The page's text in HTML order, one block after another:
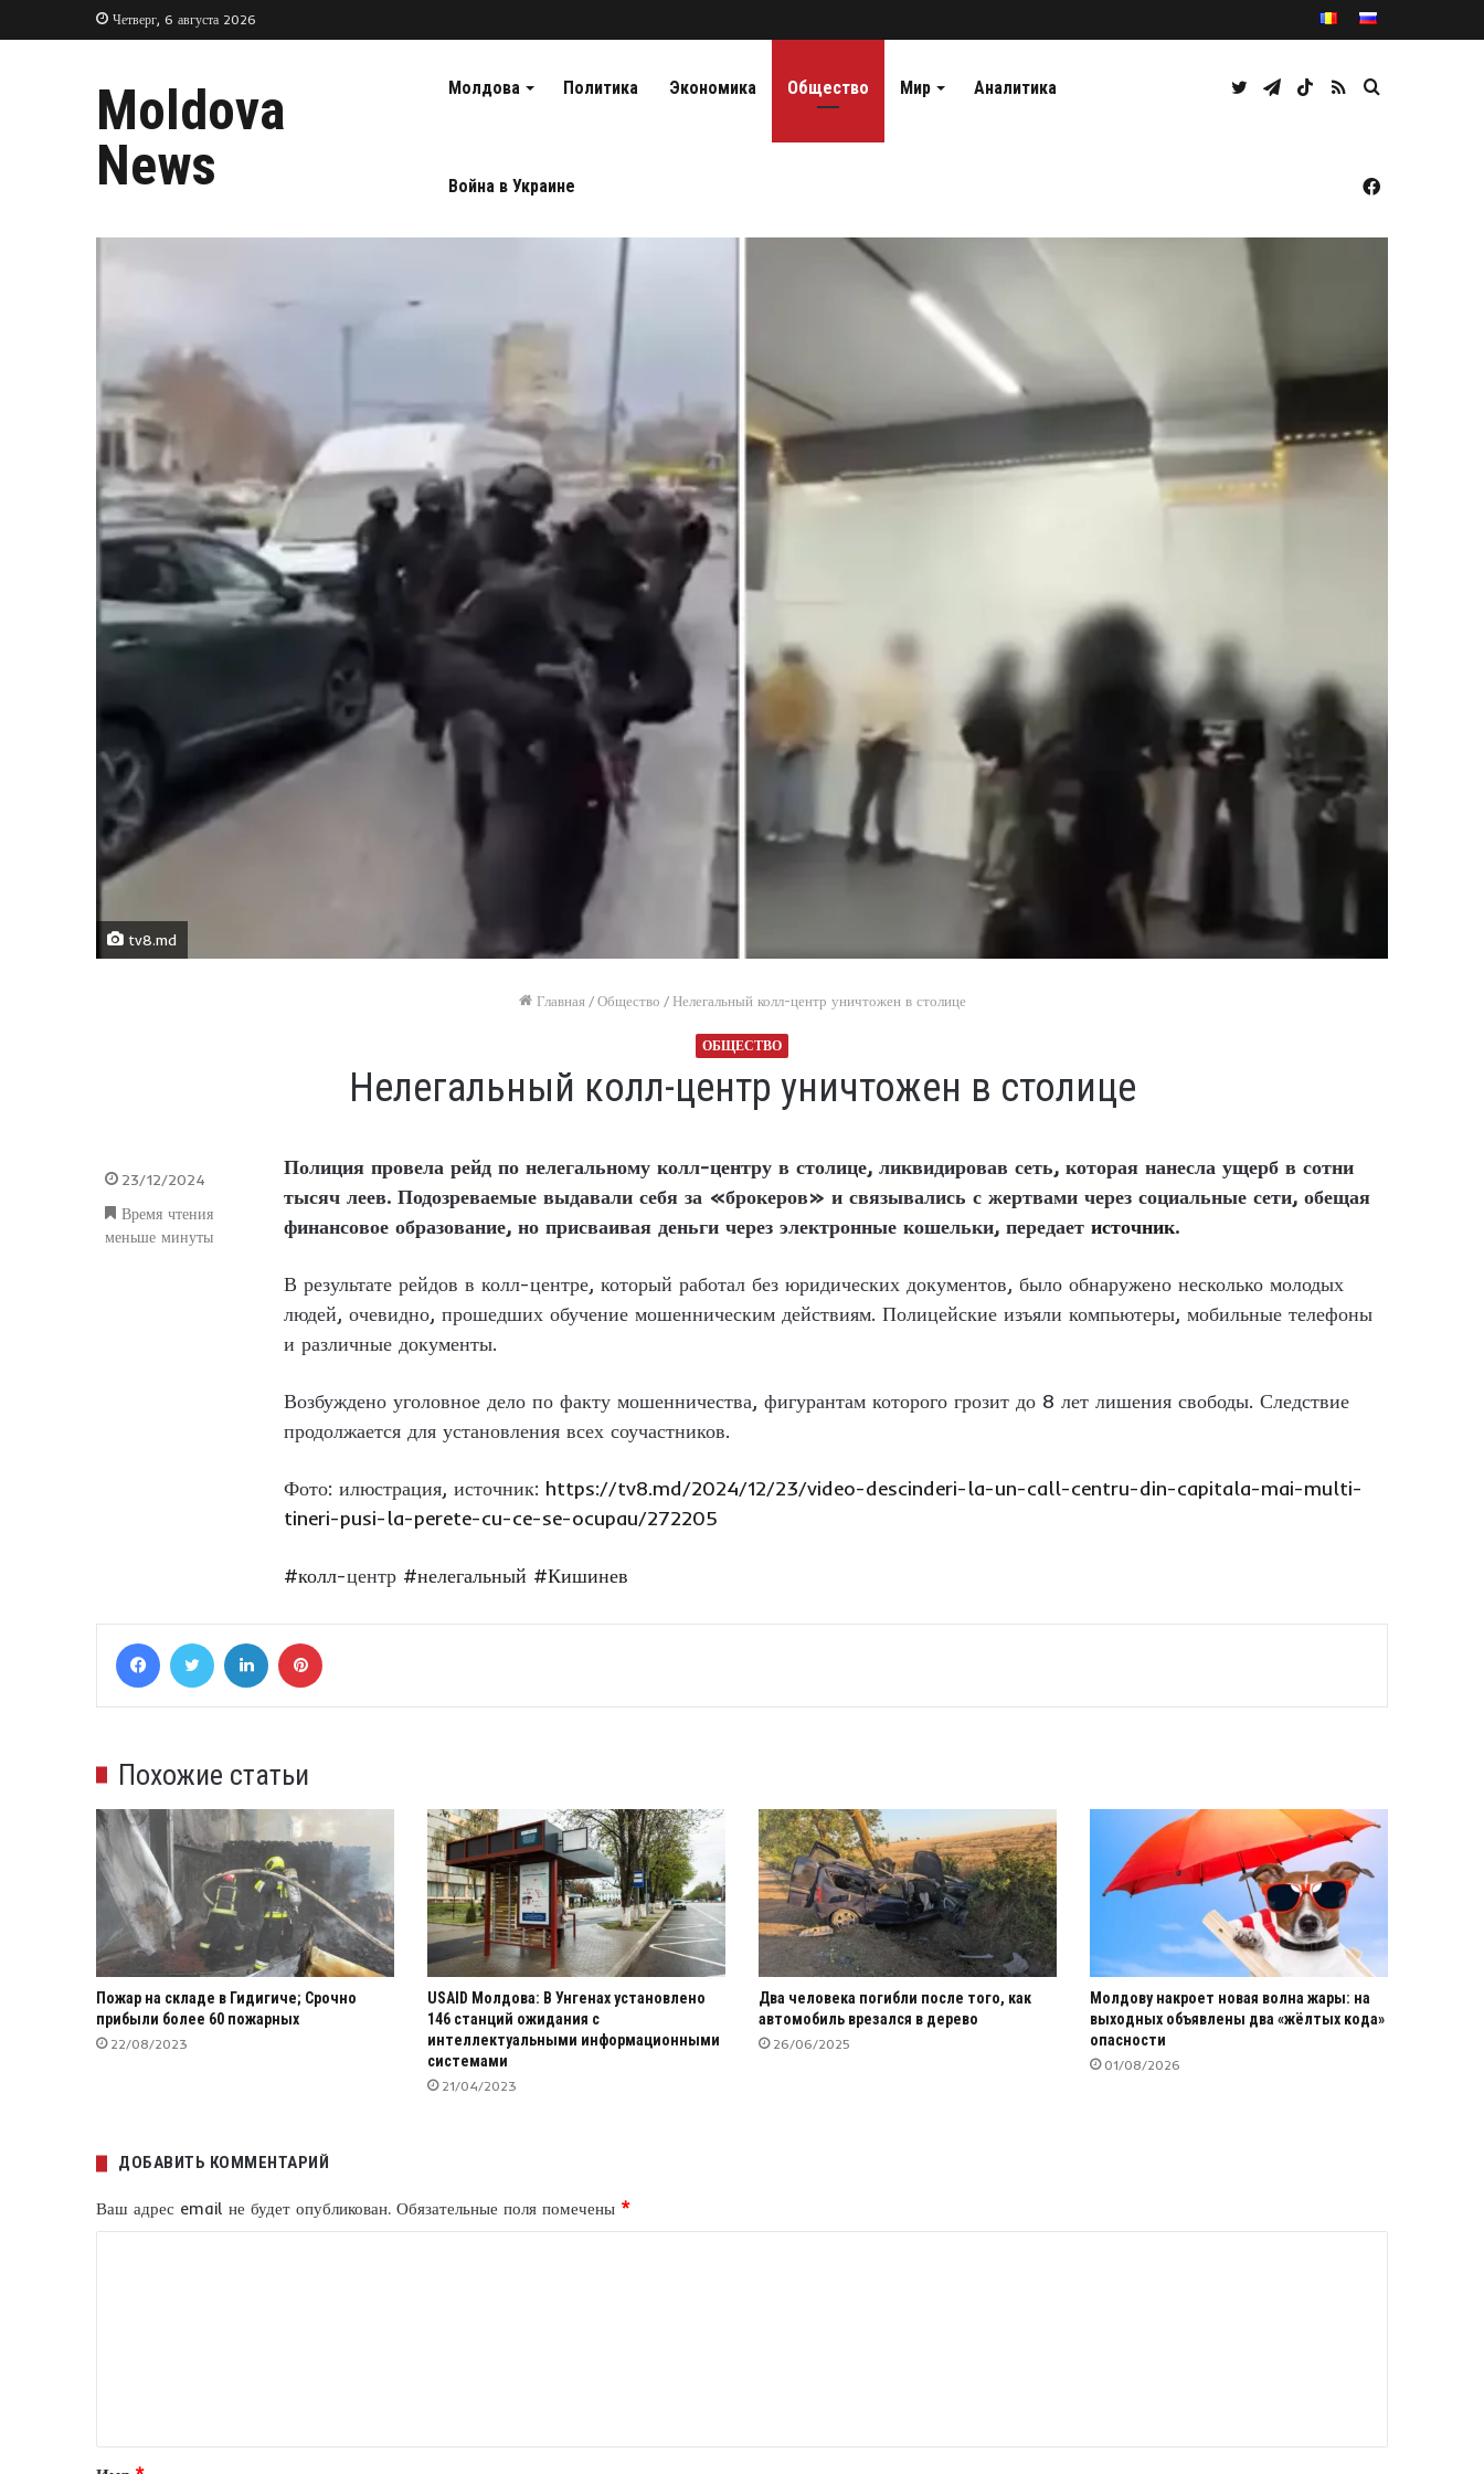
Четверг, 6 августа 2026
Moldova
News
Молдова Политика Экономика Общество Мир Аналитика
Война в Украине
Caută
RSS
TikTok
Telegram
Twitter
Facebook
tv8.md
Главная / Общество / Нелегальный колл-центр уничтожен в столице
ОБЩЕСТВО
Нелегальный колл-центр уничтожен в столице
Полиция провела рейд по нелегальному колл-центру в столице, ликвидировав сеть, которая нанесла ущерб в сотни
тысяч леев. Подозреваемые выдавали себя за «брокеров» и связывались с жертвами через социальные сети, обещая
финансовое образование, но присваивая деньги через электронные кошельки, передает источник.
В результате рейдов в колл-центре, который работал без юридических документов, было обнаружено несколько молодых
людей, очевидно, прошедших обучение мошенническим действиям. Полицейские изъяли компьютеры, мобильные телефоны
и различные документы.
Возбуждено уголовное дело по факту мошенничества, фигурантам которого грозит до 8 лет лишения свободы. Следствие
продолжается для установления всех соучастников.
Фото: илюстрация, источник: https://tv8.md/2024/12/23/video-descinderi-la-un-call-centru-din-capitala-mai-multi-
tineri-pusi-la-perete-cu-ce-se-ocupau/272205
#колл-центр #нелегальный #Кишинев
23/12/2024
Время чтения
меньше минуты
FacebookTwitter LinkedIn
Похожие статьи
Пожар на складе в Гидигиче; Срочно
прибыли более 60 пожарных
22/08/2023
USAID Молдова: В Унгенах установлено
146 станций ожидания с
интеллектуальными информационными
системами
21/04/2023
Два человека погибли после того, как
автомобиль врезался в дерево
26/06/2025
Молдову накроет новая волна жары: на
выходных объявлены два «жёлтых кода»
опасности
01/08/2026
ДОБАВИТЬ КОММЕНТАРИЙ
Ваш адрес email не будет опубликован. Обязательные поля помечены *
т